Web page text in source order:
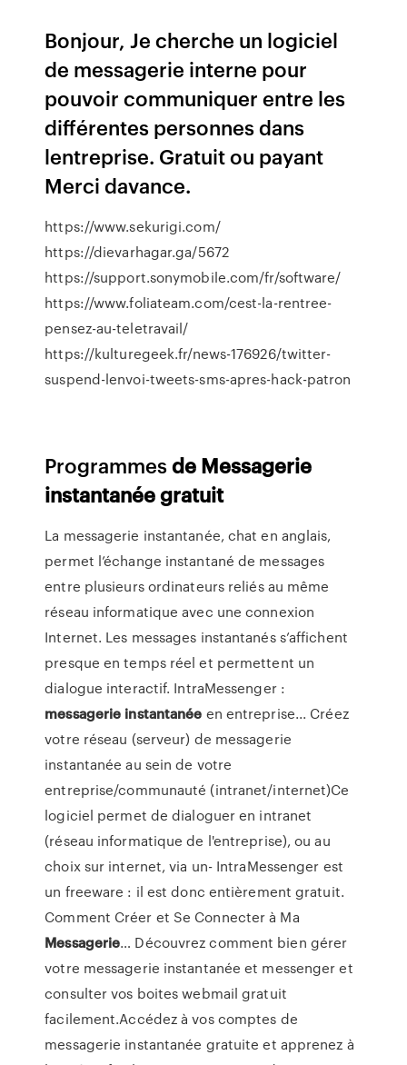
Bonjour, Je cherche un logiciel
de messagerie interne pour
pouvoir communiquer entre les
différentes personnes dans
lentreprise. Gratuit ou payant
Merci davance.
https://www.sekurigi.com/
https://dievarhagar.ga/5672
https://support.sonymobile.com/fr/software/
https://www.foliateam.com/cest-la-rentree-
pensez-au-teletravail/
https://kulturegeek.fr/news-176926/twitter-
suspend-lenvoi-tweets-sms-apres-hack-patron
Programmesde Messagerie
instantanéegratuit
La messagerie instantanée, chat en anglais,
permet l’échange instantané de messages
entre plusieurs ordinateurs reliés au même
réseau informatique avec une connexion
Internet. Les messages instantanés s’affichent
presque en temps réel et permettent un
dialogue interactif. IntraMessenger :
messagerie instantanée en entreprise... Créez
votre réseau (serveur) de messagerie
instantanée au sein de votre
entreprise/communauté (intranet/internet)Ce
logiciel permet de dialoguer en intranet
(réseau informatique de l'entreprise), ou au
choix sur internet, via un- IntraMessenger est
un freeware : il est donc entièrement gratuit.
Comment Créer et Se Connecter à Ma
Messagerie… Découvrez comment bien gérer
votre messagerie instantanée et messenger et
consulter vos boites webmail gratuit
facilement.Accédez à vos comptes de
messagerie instantanée gratuite et apprenez à